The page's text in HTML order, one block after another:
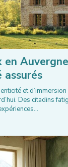
en
et
Des citadins